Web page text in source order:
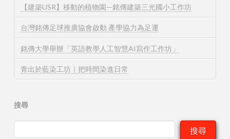
【建築USR】移動的植物園—銘傳建築三光國小工作坊
台灣銘傳足球推廣協會啟動 產學協力為足運
銘傳大學舉辦「英語教學人工智慧AI寫作工作坊」
青出於藍染工坊｜把時間染進日常
搜尋
搜尋